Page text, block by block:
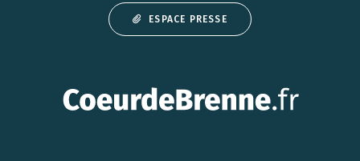
ESPACE PRESSE